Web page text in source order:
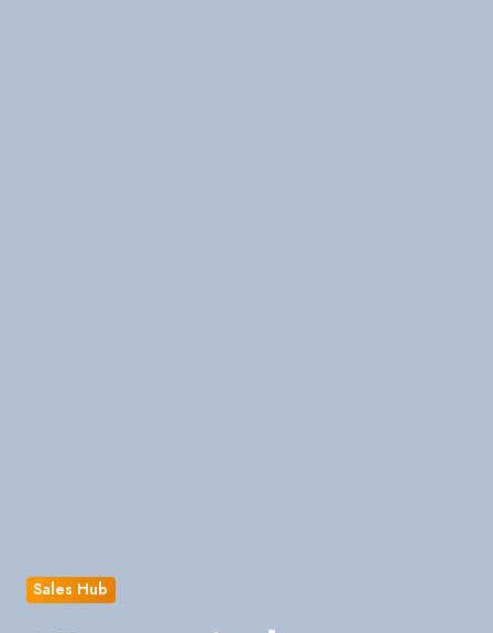
Sales Hub